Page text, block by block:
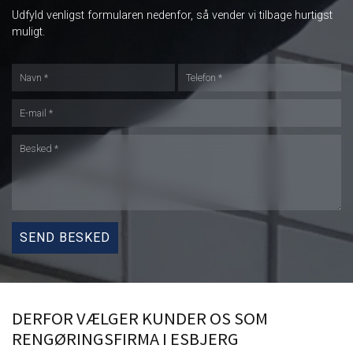
Udfyld venligst formularen nedenfor, så vender vi tilbage hurtigst
muligt.
DERFOR VÆLGER KUNDER OS SOM
RENGØRINGSFIRMA I ESBJERG